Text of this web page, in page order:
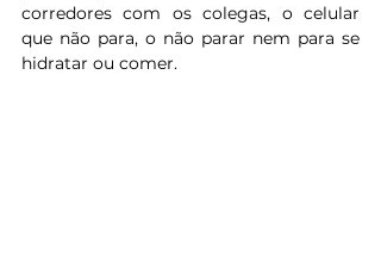
corredores com os colegas, o celular
que não para, o não parar nem para se
hidratar ou comer.